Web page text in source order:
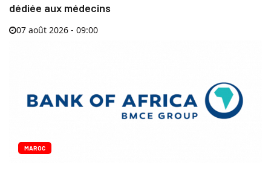
dédiée aux médecins
07 août 2026 - 09:00
MAROC